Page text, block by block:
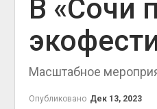
В «Сочи
Масштабное
Опубликовано Дек 13, 2023